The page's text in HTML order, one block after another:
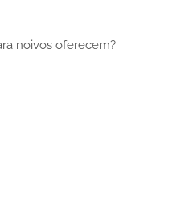
noivos oferecem?